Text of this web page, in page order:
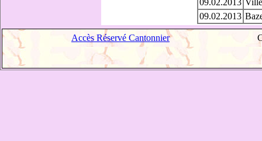
09.02.2013
09.02.2013
Accès Réservé Cantonnier